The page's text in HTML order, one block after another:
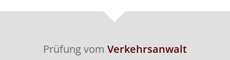
Prüfung vom Verkehrsanwalt